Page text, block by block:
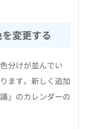
変更する
分けが並んでい
ます。新しく追加
」のカレンダーの